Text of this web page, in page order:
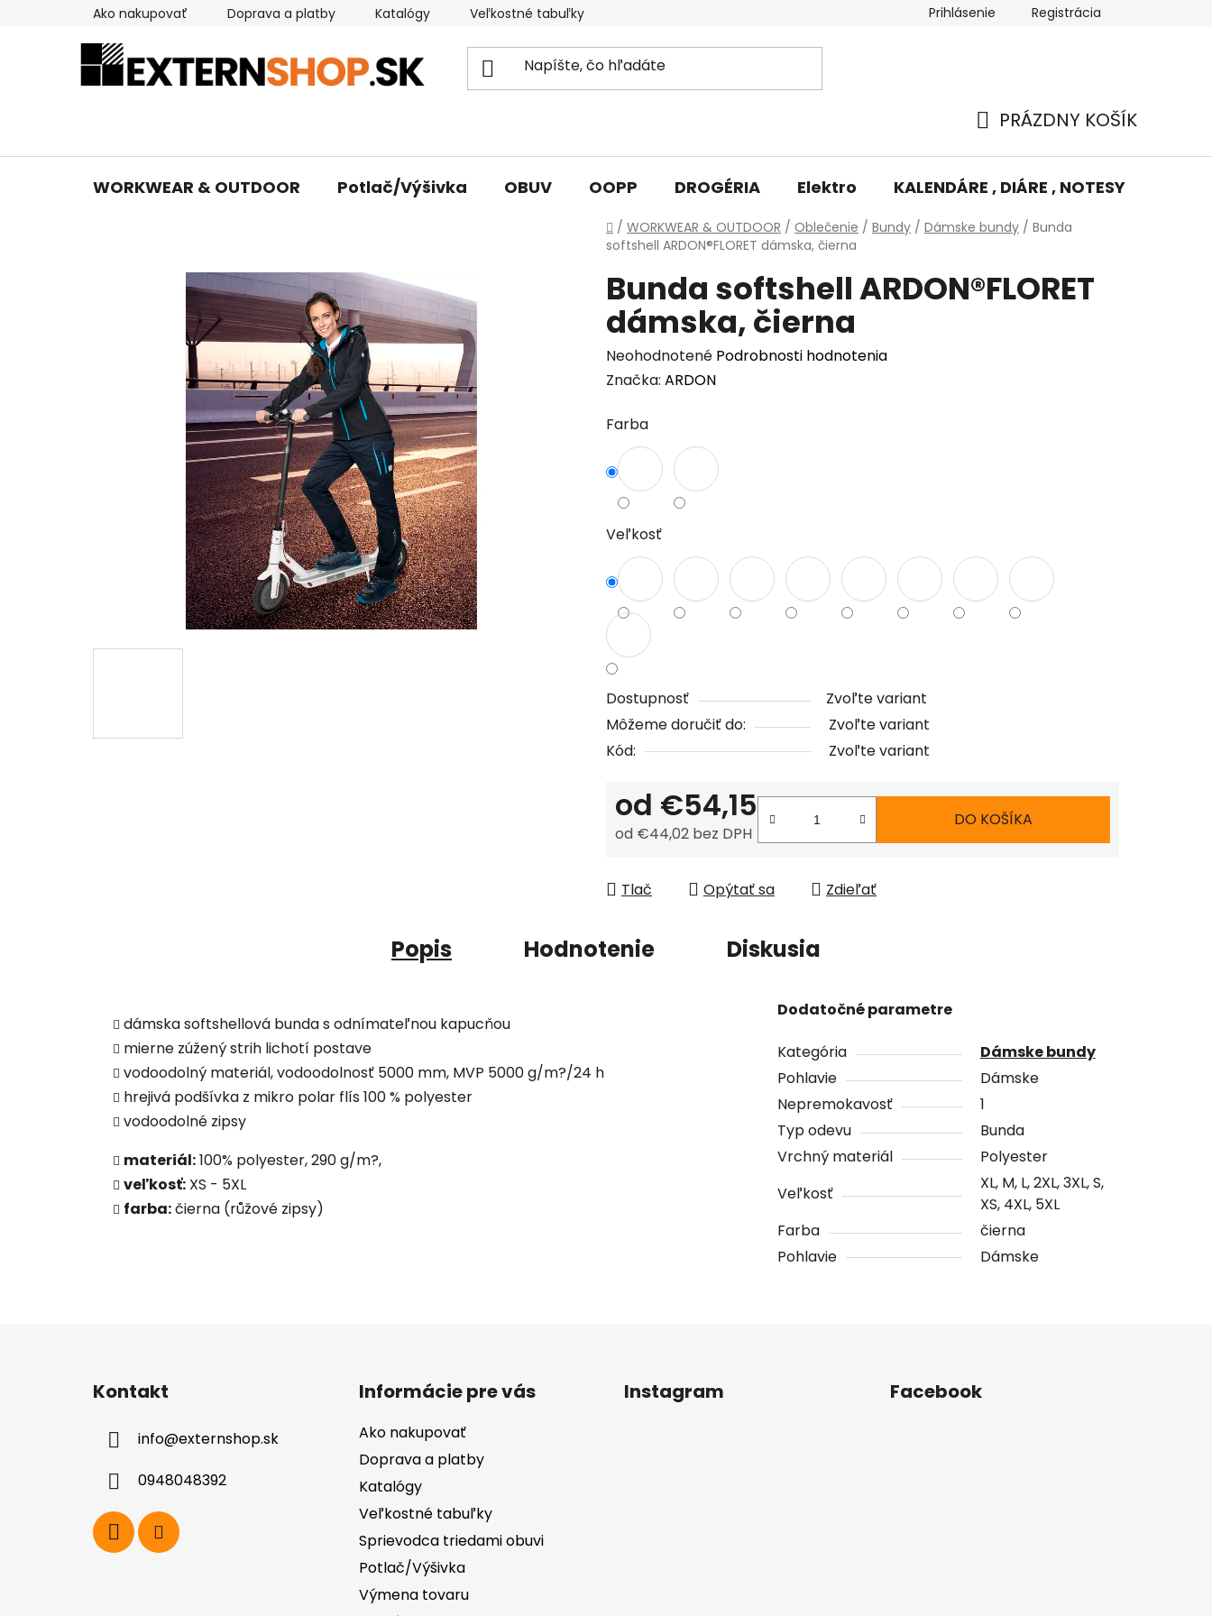
Ako nakupovať Doprava a platby Katalógy Veľkostné tabuľky Výmena tovaru Odstúpenie od
Prihlásenie Registrácia
KOŠÍK
PRÁZDNY KOŠÍK
WORKWEAR & OUTDOOR Potlač/Výšivka OBUV OOPP DROGÉRIA Elektro KALENDÁRE , DIÁRE , NOTESY
Domov
/ WORKWEAR & OUTDOOR / Oblečenie / Bundy / Dámske bundy / Bunda
softshell ARDON®FLORET dámska, čierna
Bunda softshell ARDON®FLORET
dámska, čierna
Priemerné
hodnotenie
je
0,0
z
hviezdičiek.
Neohodnotené Podrobnosti hodnotenia
Značka: ARDON
Farba
Veľkosť
Dostupnosť
Zvoľte variant
Môžeme doručiť do:
Zvoľte variant
Kód:
Zvoľte variant
od €54,15
od €44,02 bez DPH
DO KOŠÍKA
Tlač Opýtať sa Zdieľať
Popis Hodnotenie Diskusia
dámska softshellová bunda s odnímateľnou kapucňou
mierne zúžený strih lichotí postave
vodoodolný materiál, vodoodolnosť 5000 mm, MVP 5000 g/m?/24 h
hrejivá podšívka z mikro polar flís 100 % polyester
vodoodolné zipsy
materiál:100% polyester, 290 g/m?,
veľkosť: XS - 5XL
farba:čierna (růžové zipsy)
Dodatočné parametre
Kategória
Dámske bundy
Pohlavie
Dámske
Nepremokavosť
1
Typ odevu
Bunda
Vrchný materiál
Polyester
Veľkosť
XL, M, L, 2XL, 3XL, S,
XS, 4XL, 5XL
Farba
čierna
Pohlavie
Dámske
Kontakt
info@externshop.sk
0948048392
Informácie pre vás
Ako nakupovať
Doprava a platby
Katalógy
Veľkostné tabuľky
Sprievodca triedami obuvi
Potlač/Výšivka
Výmena tovaru
Instagram Facebook